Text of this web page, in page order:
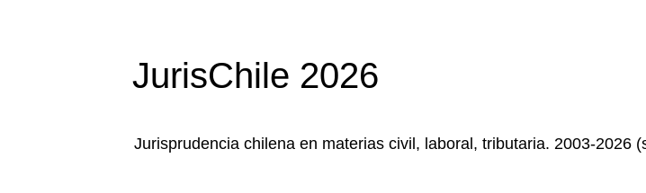
JurisChile 2026
Jurisprudencia chilena en materias civil, laboral, tributaria. 2003-2026